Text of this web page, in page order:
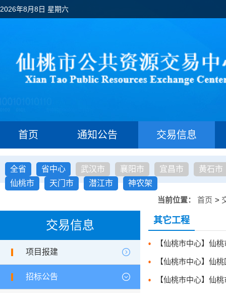
2026年8月8日 星期六
首页 通知公告 交易信息
全省 省中心 武汉市 襄阳市 宜昌市
黄石市
仙桃市
天门市 潜江市
神农架
当前位置： 首页 >
交易信息
项目报建
招标公告
其它工程
【仙桃市中心】仙
【仙桃市中心】仙